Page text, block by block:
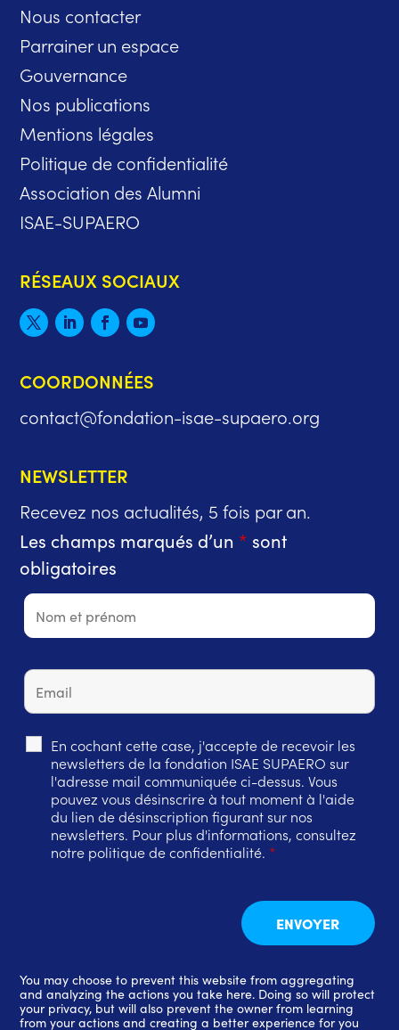
Nous contacter
Parrainer un espace
Gouvernance
Nos publications
Mentions légales
Politique de confidentialité
Association des Alumni
ISAE-SUPAERO
RÉSEAUX SOCIAUX
COORDONNÉES
contact@fondation-isae-supaero.org
NEWSLETTER
Recevez nos actualités, 5 fois par an.
Les champs marqués d’un * sont
obligatoires
En cochant cette case, j'accepte de recevoir les
newsletters de la fondation ISAE SUPAERO sur
l'adresse mail communiquée ci-dessus. Vous
pouvez vous désinscrire à tout moment à l'aide
du lien de désinscription figurant sur nos
newsletters. Pour plus d'informations, consultez
notre politique de confidentialité. *
You may choose to prevent this website from aggregating
and analyzing the actions you take here. Doing so will protect
your privacy, but will also prevent the owner from learning
from your actions and creating a better experience for you